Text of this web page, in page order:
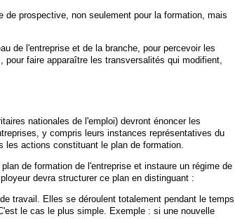
prospective, non seulement pour la formation, mais
de l'entreprise et de la branche, pour percevoir les
faire apparaître les transversalités qui modifient,
nationales de l'emploi) devront énoncer les
y compris leurs instances représentatives du
les actions constituant le plan de formation.
de formation de l'entreprise et instaure un régime de
devra structurer ce plan en distinguant :
travail. Elles se déroulent totalement pendant le temps
le cas le plus simple. Exemple : si une nouvelle